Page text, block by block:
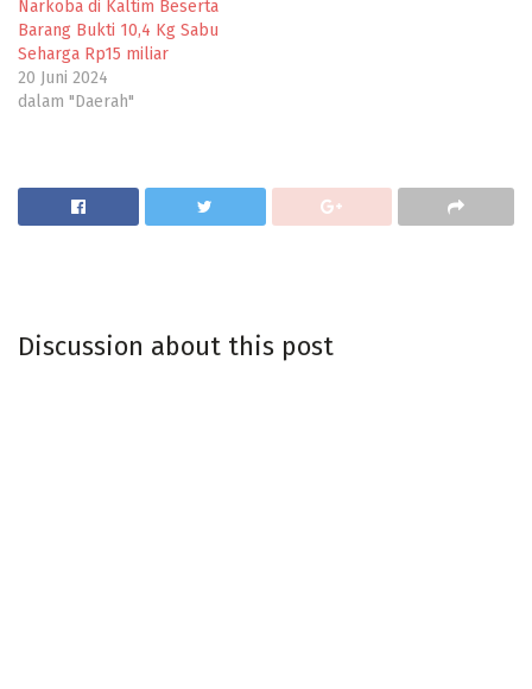
Narkoba di Kaltim Beserta
Barang Bukti 10,4 Kg Sabu
Seharga Rp15 miliar
20 Juni 2024
dalam "Daerah"
Discussion about this post